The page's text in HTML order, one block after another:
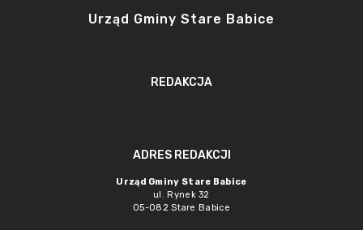
Urząd Gminy Stare Babice
REDAKCJA
ADRES REDAKCJI
Urząd Gminy Stare Babice
ul. Rynek 32
05-082 Stare Babice